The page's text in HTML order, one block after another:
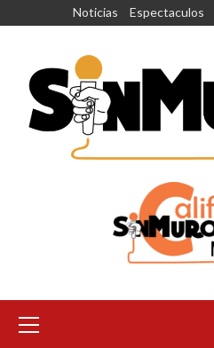
Noticias Espectaculos
principal